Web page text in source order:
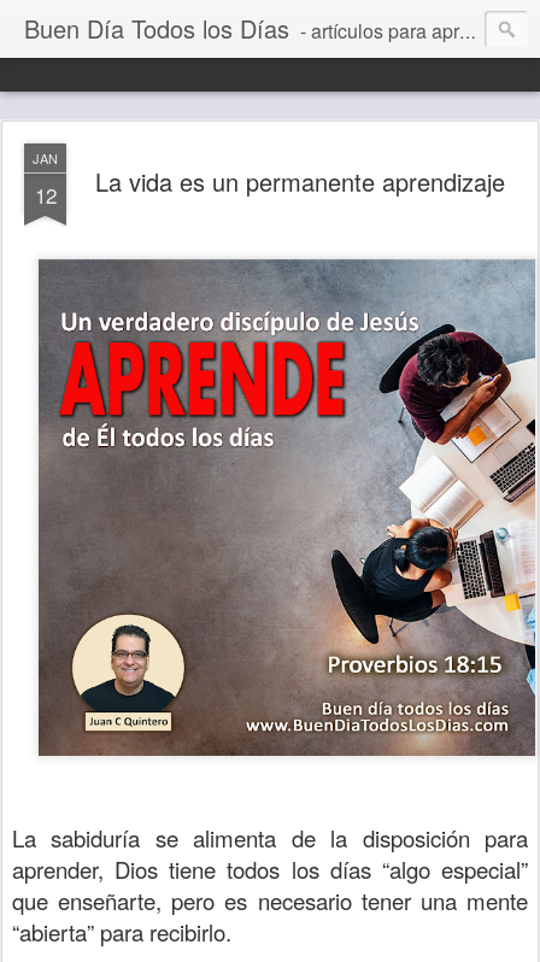
Buen Día Todos los Días - artículos para aprender a vivir mejor, un día a la vez. Por Juan C Quintero
JAN
12 La vida es un permanente aprendizaje
La sabiduría se alimenta de la disposición para
aprender, Dios tiene todos los días “algo especial”
que enseñarte, pero es necesario tener una mente
“abierta” para recibirlo.